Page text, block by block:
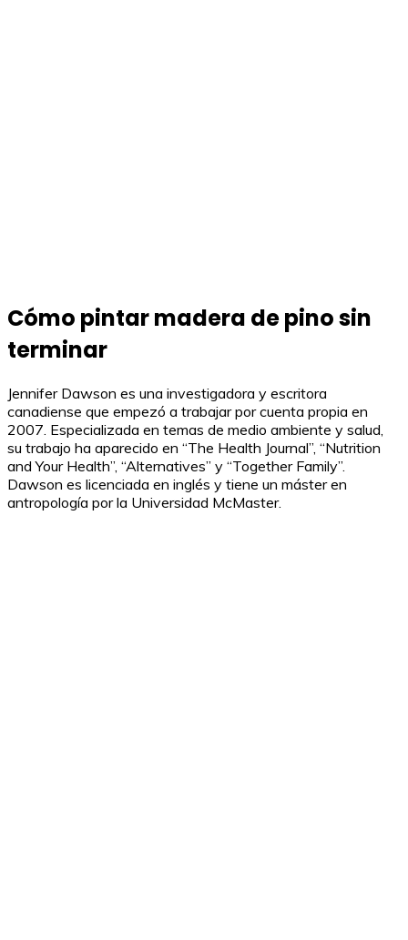
Cómo pintar madera de pino sin
terminar
Jennifer Dawson es una investigadora y escritora
canadiense que empezó a trabajar por cuenta propia en
2007. Especializada en temas de medio ambiente y salud,
su trabajo ha aparecido en “The Health Journal”, “Nutrition
and Your Health”, “Alternatives” y “Together Family”.
Dawson es licenciada en inglés y tiene un máster en
antropología por la Universidad McMaster.